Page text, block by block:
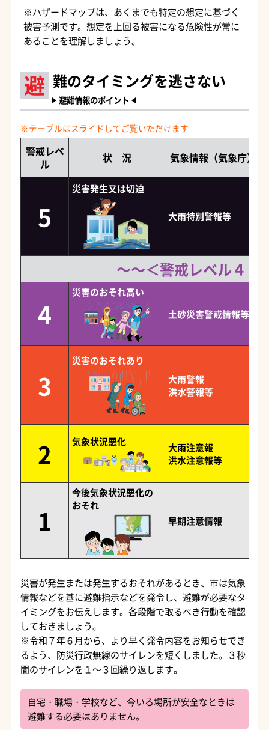
※ハザードマップは、あくまでも特定の想定に基づく
被害予測です。想定を上回る被害になる危険性が常に
あることを理解しましょう。
避 難のタイミングを逃さない
避難情報のポイント
警戒レベ
ル
状 況 気象情報（気象庁）
5
災害発生又は切迫
大雨特別警報等
～～＜警戒レベル４ま
4
災害のおそれ高い
土砂災害警戒情報等
3
災害のおそれあり
大雨警報
洪水警報等
2 気象状況悪化
大雨注意報
洪水注意報等
1
今後気象状況悪化の
おそれ
早期注意情報
災害が発生または発生するおそれがあるとき、市は気象
情報などを基に避難指示などを発令し、避難が必要なタ
イミングをお伝えします。各段階で取るべき行動を確認
しておきましょう。
※令和７年６月から、より早く発令内容をお知らせでき
るよう、防災行政無線のサイレンを短くしました。３秒
間のサイレンを１～３回繰り返します。
自宅・職場・学校など、今いる場所が安全なときは
避難する必要はありません。